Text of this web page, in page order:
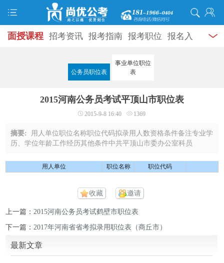
面授课程 招考资讯 报考指南 报考职位 报名入
面试公告 录用公示
考试题库 模拟试题
视频课堂 学员风采 名师团队 考试专题
公务员职位表
事业单位职位
表
2015河南公务员考试平顶山市职位表
2015-9-8 16:40 1369
摘要: 用人单位职位名称职位代码拟录用人数资格条件备注专业学
历、学位年龄工作经历其他条件中共平顶山市委办公室科员
04001021文秘类大学本科以上18周岁以上、35周岁 ...
用人单位 职位名称 职位代码
收藏 邀请
上一篇：2015河南公务员考试鹤壁市职位表
下一篇：2017年河南省省考拟录用职位表（商丘市）
最新文章